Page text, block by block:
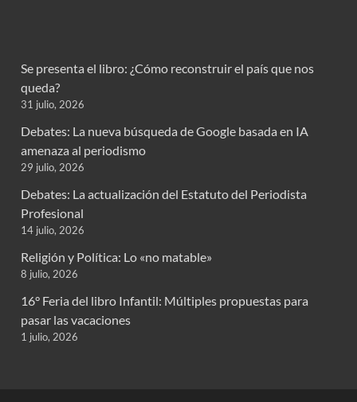
Se presenta el libro: ¿Cómo reconstruir el país que nos
queda?
31 julio, 2026
Debates: La nueva búsqueda de Google basada en IA
amenaza al periodismo
29 julio, 2026
Debates: La actualización del Estatuto del Periodista
Profesional
14 julio, 2026
Religión y Política: Lo «no matable»
8 julio, 2026
16° Feria del libro Infantil: Múltiples propuestas para
pasar las vacaciones
1 julio, 2026